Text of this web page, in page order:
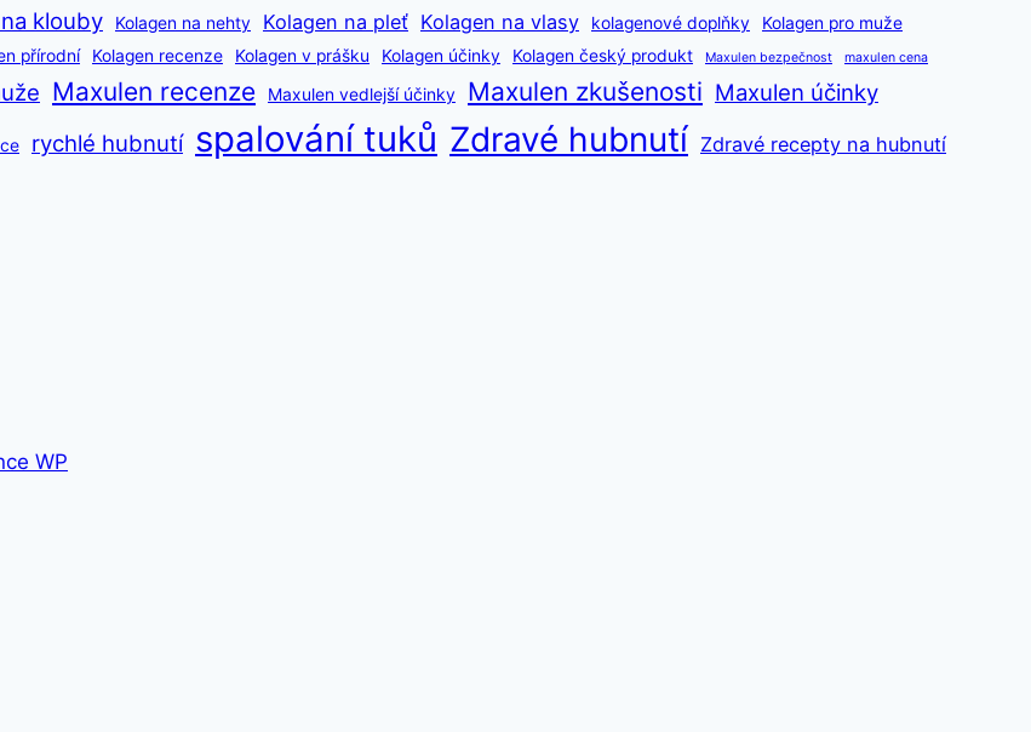
klouby Kolagen na nehty Kolagen na pleť Kolagen na vlasy kolagenové doplňky
Kolagen pro muže
přírodní Kolagen recenze Kolagen v prášku Kolagen účinky Kolagen český produkt Maxulen bezpečnost maxulen cena
Maxulen recenze Maxulen vedlejší účinky Maxulen zkušenosti Maxulen účinky
rychlé hubnutí spalování tuků Zdravé hubnutí Zdravé recepty na hubnutí
WP